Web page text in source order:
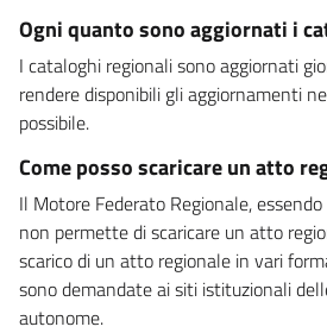
Ogni quanto sono aggiornati i
I cataloghi regionali sono aggiornati
rendere disponibili gli aggiornamenti
possibile.
Come posso scaricare un atto
Il Motore Federato Regionale,
non permette di scaricare un atto
scarico di un atto regionale in vari
sono demandate ai siti istituzionali
autonome.